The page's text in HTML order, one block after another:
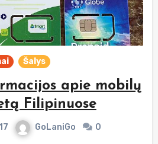
Šalys
apie mobilų
Filipinuose
GoLaniGo 0